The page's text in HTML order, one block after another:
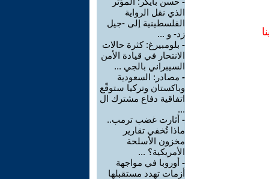
الذي نقل الرواية
الفلسطينية إلى -جيل
زد- و ...
- بلومبيرغ: كثرة حالات
الانتحار في قيادة الأمن
السيبراني بالجي ...
- مصادر: السعودية
وباكستان وتركيا ستوقّع
اتفاقية دفاع مشترك ال
...
- أثارت غضب ترمب..
ماذا تُخفي تقارير
مخزون الأسلحة
الأمريكية؟ ...
- أوروبا في مواجهة
أزمات تهدد مستقبلها